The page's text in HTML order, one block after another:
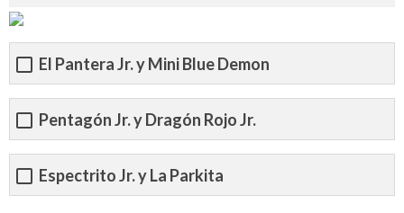
El Pantera Jr. y Mini Blue Demon
Pentagón Jr. y Dragón Rojo Jr.
Espectrito Jr. y La Parkita